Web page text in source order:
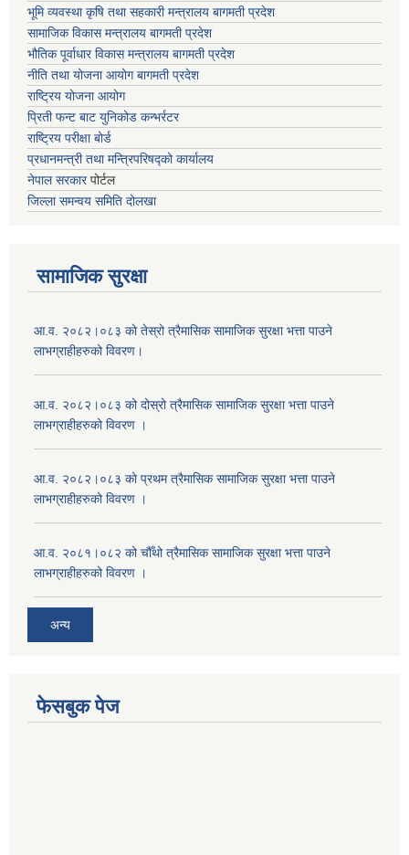
भूमि व्यवस्था कृषि तथा सहकारी मन्त्रालय बागमती प्रदेश
सामाजिक विकास मन्त्रालय बागमती प्रदेश
भौतिक पूर्वाधार विकास मन्त्रालय बागमती प्रदेश
नीति तथा योजना आयोग बागमती प्रदेश
राष्ट्रिय योजना आयोग
प्रिती फन्ट बाट युनिकोड कन्भर्रटर
राष्ट्रिय परीक्षा बोर्ड
प्रधानमन्त्री तथा मन्त्रिपरिषद्को कार्यालय
नेपाल सरकारपोर्टल
जिल्ला समन्वय समिति दोलखा
सामाजिक सुरक्षा
आ.व. २०८२।०८३ को तेस्रो त्रैमासिक सामाजिक सुरक्षा भत्ता पाउने
लाभग्राहीहरुको विवरण।
आ.व. २०८२।०८३ को दोस्रो त्रैमासिक सामाजिक सुरक्षा भत्ता पाउने
लाभग्राहीहरुको विवरण ।
आ.व. २०८२।०८३ को प्रथम त्रैमासिक सामाजिक सुरक्षा भत्ता पाउने
लाभग्राहीहरुको विवरण ।
आ.व. २०८१।०८२ को चौँथो त्रैमासिक सामाजिक सुरक्षा भत्ता पाउने
लाभग्राहीहरुको विवरण ।
अन्य
फेसबुक पेज